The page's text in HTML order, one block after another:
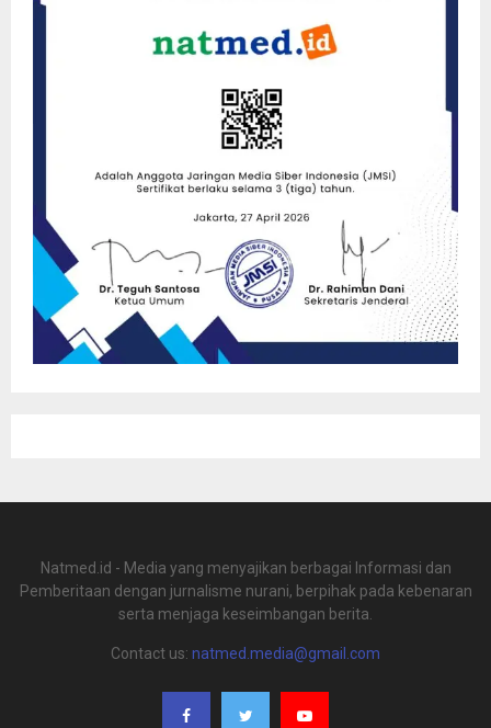
Natmed.id - Media yang menyajikan berbagai Informasi dan
Pemberitaan dengan jurnalisme nurani, berpihak pada kebenaran
serta menjaga keseimbangan berita.
Contact us: natmed.media@gmail.com